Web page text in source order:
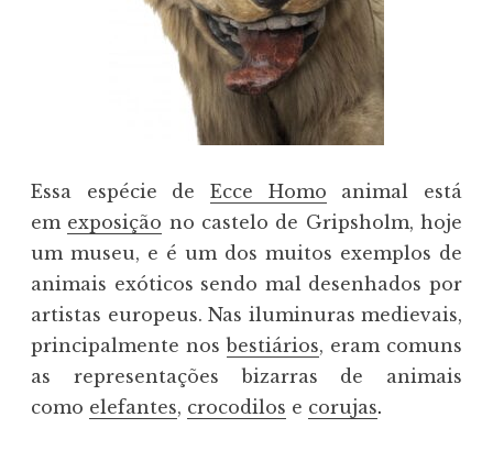
Essa espécie de Ecce Homo animal está
em exposição no castelo de Gripsholm, hoje
um museu, e é um dos muitos exemplos de
animais exóticos sendo mal desenhados por
artistas europeus. Nas iluminuras medievais,
principalmente nosbestiários, eram comuns
as representações bizarras de animais
como elefantes, crocodilos e corujas.